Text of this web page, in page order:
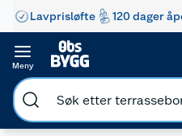
Lavprisløfte 120 dager
Meny